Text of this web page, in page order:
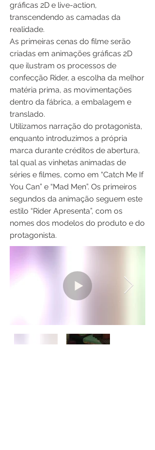
gráficas 2D e live-action,
transcendendo as camadas da
realidade.
As primeiras cenas do filme serão
criadas em animações gráficas 2D
que ilustram os processos de
confecção Rider, a escolha da melhor
matéria prima, as movimentações
dentro da fábrica, a embalagem e
translado.
Utilizamos narração do protagonista,
enquanto introduzimos a própria
marca durante créditos de abertura,
tal qual as vinhetas animadas de
séries e filmes, como em “Catch Me If
You Can” e “Mad Men”. Os primeiros
segundos da animação seguem este
estilo “Rider Apresenta”, com os
nomes dos modelos do produto e do
protagonista.